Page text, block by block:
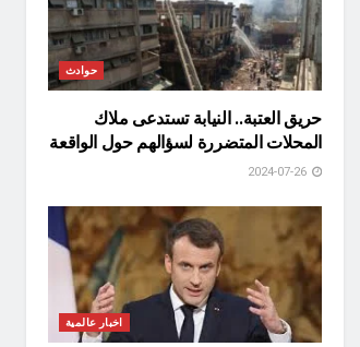
حوادث
حريق العتبة.. النيابة تستدعى ملاك
المحلات المتضررة لسؤالهم حول الواقعة
اخبار عالمية